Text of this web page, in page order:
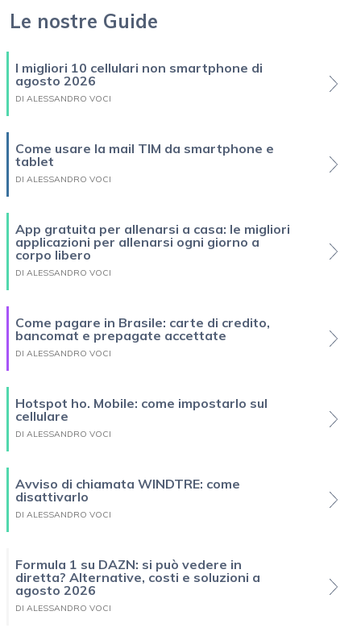
Le nostre Guide
I migliori 10 cellulari non smartphone di
agosto 2026
DI ALESSANDRO VOCI
Come usare la mail TIM da smartphone e
tablet
DI ALESSANDRO VOCI
App gratuita per allenarsi a casa: le migliori
applicazioni per allenarsi ogni giorno a
corpo libero
DI ALESSANDRO VOCI
Come pagare in Brasile: carte di credito,
bancomat e prepagate accettate
DI ALESSANDRO VOCI
Hotspot ho. Mobile: come impostarlo sul
cellulare
DI ALESSANDRO VOCI
Avviso di chiamata WINDTRE: come
disattivarlo
DI ALESSANDRO VOCI
Formula 1 su DAZN: si può vedere in
diretta? Alternative, costi e soluzioni a
agosto 2026
DI ALESSANDRO VOCI